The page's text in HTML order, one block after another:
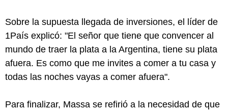
Sobre la supuesta llegada de inversiones, el líder de
1País explicó: "El señor que tiene que convencer al
mundo de traer la plata a la Argentina, tiene su plata
afuera. Es como que me invites a comer a tu casa y
todas las noches vayas a comer afuera".
Para finalizar, Massa se refirió a la necesidad de que